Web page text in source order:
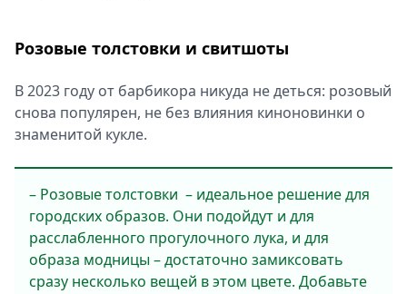
Розовые толстовки и свитшоты
В 2023 году от барбикора никуда не деться: розовый
снова популярен, не без влияния киноновинки о
знаменитой кукле.
– Розовые толстовки – идеальное решение для
городских образов. Они подойдут и для
расслабленного прогулочного лука, и для
образа модницы – достаточно замиксовать
сразу несколько вещей в этом цвете. Добавьте